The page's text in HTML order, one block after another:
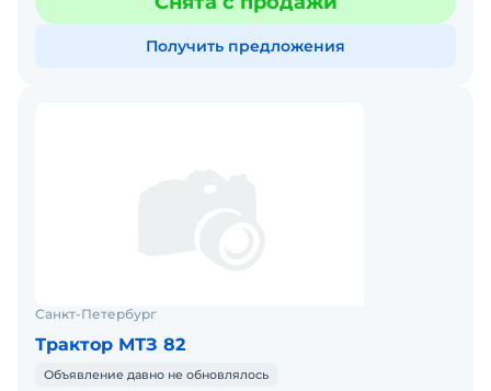
Получить предложения
Санкт-Петербург
Трактор МТЗ 82
Объявление давно не обновлялось